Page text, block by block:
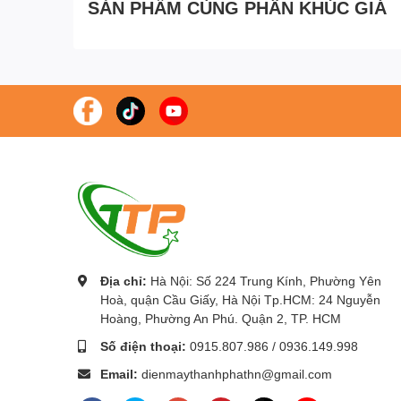
Công Ty Cổ Phần Thiết Bị DNC phân phối chính thức Máy
Máy photocopy chính hãng-Máy photocopy giá rẻnhất tại Hà
SẢN PHẨM CÙNG PHÂN KHÚC GIÁ
Địa chỉ: Hà Nội: Số 224 Trung Kính, Phường Yên
Hoà, quận Cầu Giấy, Hà Nội Tp.HCM: 24 Nguyễn
Hoàng, Phường An Phú. Quận 2, TP. HCM
Số điện thoại: 0915.807.986 / 0936.149.998
Email: dienmaythanhphathn@gmail.com